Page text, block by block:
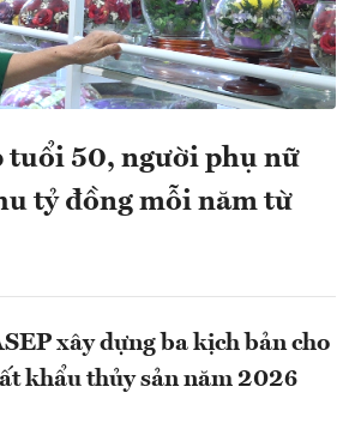
tuổi 50, người phụ nữ
tỷ đồng mỗi năm từ
xây dựng ba kịch bản cho
khẩu thủy sản năm 2026